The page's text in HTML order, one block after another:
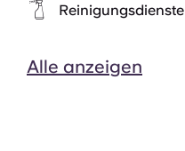
Reinigungsdienste
Alle anzeigen